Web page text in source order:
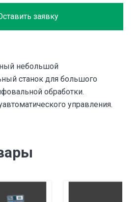
заявку
небольшой
станок для большого
обработки.
управления.